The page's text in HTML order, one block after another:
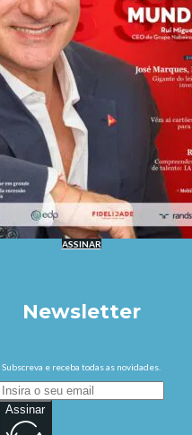
ASSINAR
Newsletter
Subscreva e receba todas as novidades.
Assinar